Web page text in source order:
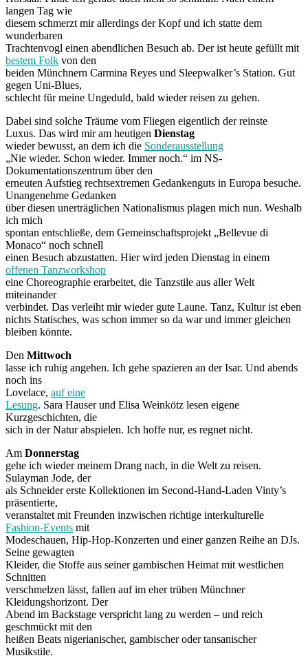
langen Tag wie
diesem schmerzt mir allerdings der Kopf und ich statte dem
wunderbaren
Trachtenvogl einen abendlichen Besuch ab. Der ist heute gefüllt mit
bestem Folk von den
beiden Münchnern Carmina Reyes und Sleepwalker’s Station. Gut
gegen Uni-Blues,
schlecht für meine Ungeduld, bald wieder reisen zu gehen.
Dabei sind solche Träume vom Fliegen eigentlich der reinste
Luxus. Das wird mir am heutigen Dienstag
wieder bewusst, an dem ich die Sonderausstellung
„Nie wieder. Schon wieder. Immer noch.“ im NS-
Dokumentationszentrum über den
erneuten Aufstieg rechtsextremen Gedankenguts in Europa besuche.
Unangenehme Gedanken
über diesen unerträglichen Nationalismus plagen mich nun. Weshalb
ich mich
spontan entschließe, dem Gemeinschaftsprojekt „Bellevue di
Monaco“ noch schnell
einen Besuch abzustatten. Hier wird jeden Dienstag in einem
offenen Tanzworkshop
eine Choreographie erarbeitet, die Tanzstile aus aller Welt
miteinander
verbindet. Das verleiht mir wieder gute Laune. Tanz, Kultur ist eben
nichts Statisches, was schon immer so da war und immer gleichen
bleiben könnte.
Den Mittwoch
lasse ich ruhig angehen. Ich gehe spazieren an der Isar. Und abends
noch ins
Lovelace, auf eine
Lesung. Sara Hauser und Elisa Weinkötz lesen eigene
Kurzgeschichten, die
sich in der Natur abspielen. Ich hoffe nur, es regnet nicht.
Am Donnerstag
gehe ich wieder meinem Drang nach, in die Welt zu reisen.
Sulayman Jode, der
als Schneider erste Kollektionen im Second-Hand-Laden Vinty’s
präsentierte,
veranstaltet mit Freunden inzwischen richtige interkulturelle
Fashion-Events mit
Modeschauen, Hip-Hop-Konzerten und einer ganzen Reihe an DJs.
Seine gewagten
Kleider, die Stoffe aus seiner gambischen Heimat mit westlichen
Schnitten
verschmelzen lässt, fallen auf im eher trüben Münchner
Kleidungshorizont. Der
Abend im Backstage verspricht lang zu werden – und reich
geschmückt mit den
heißen Beats nigerianischer, gambischer oder tansanischer
Musikstile.